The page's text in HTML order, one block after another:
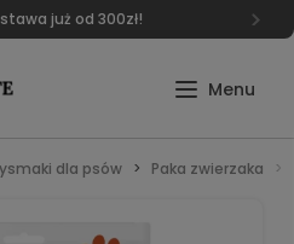
już od 300zł!
dla psów Paka zwierzaka